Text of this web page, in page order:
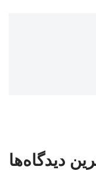
دیدگاه‌ها